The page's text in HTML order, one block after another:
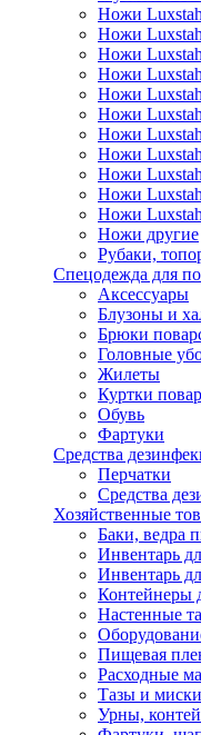
Ножи
Ножи
Ножи
Ножи
Ножи
Ножи
Ножи
Ножи
Ножи
Ножи
Ножи
Ножи другие
Рубаки,
Спецодежда для
Аксессуары
Блузоны и
Брюки
Головные
Жилеты
Куртки
Обувь
Фартуки
Средства
Перчатки
Средства
Хозяйственные
Баки, ведра
Инвентарь
Инвентарь
Контейнеры
Настенные
Пищевая
Расходные
Тазы и миски
Урны,